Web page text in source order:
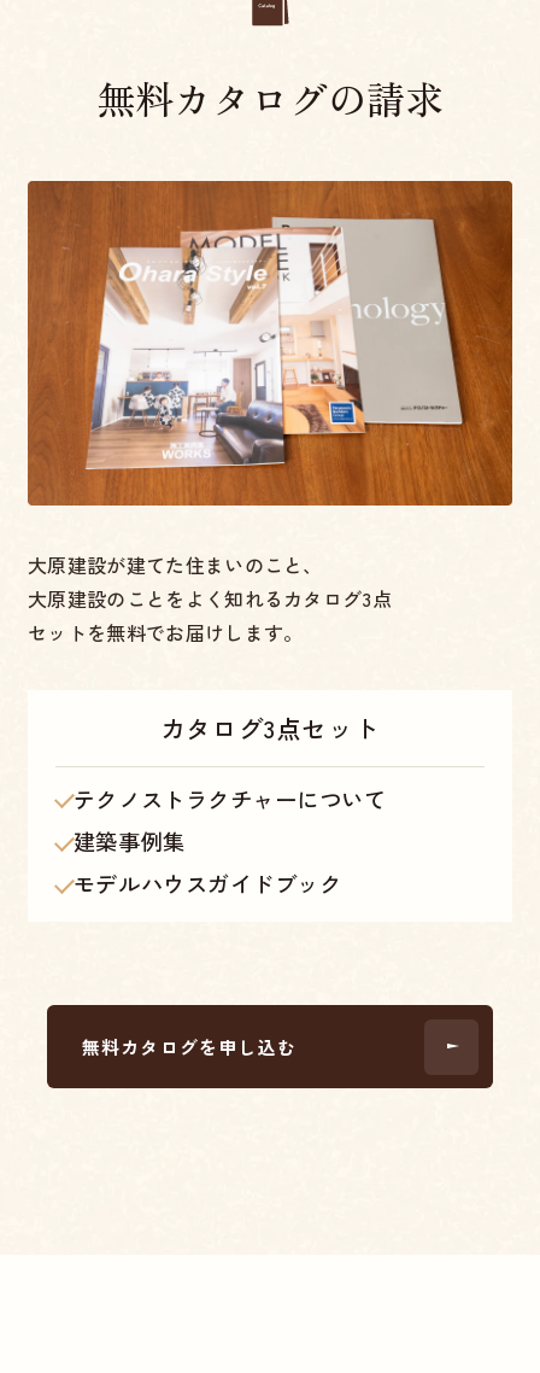
無料カタログの請求
大原建設が建てた住まいのこと、
大原建設のことをよく知れるカタログ3点
セットを無料でお届けします。
カタログ3点セット
テクノストラクチャーについて
建築事例集
モデルハウスガイドブック
無料カタログを申し込む